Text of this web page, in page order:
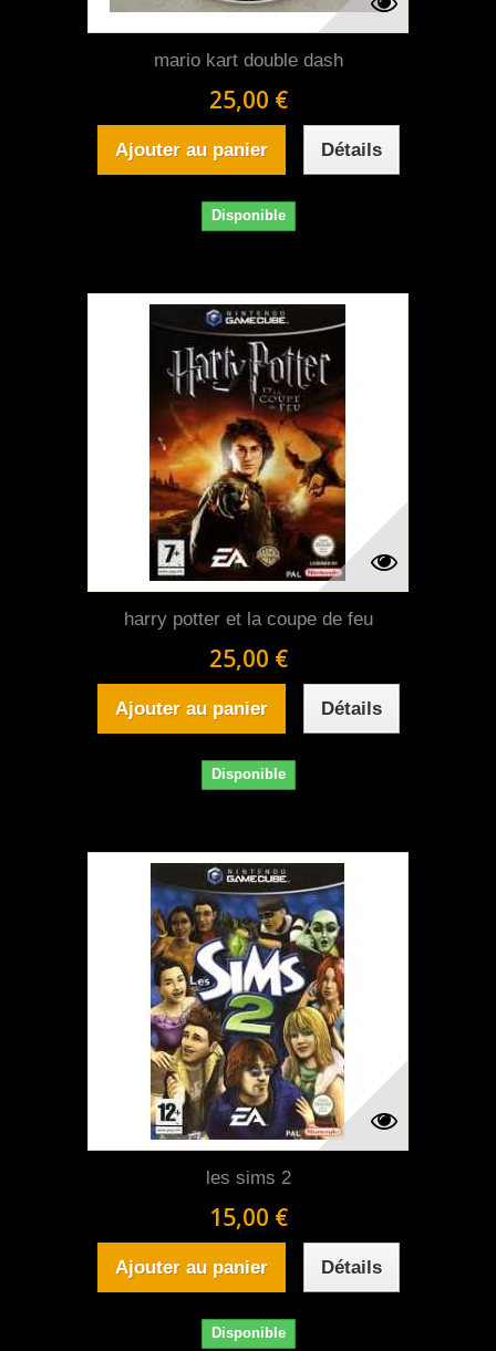
mario kart double dash
25,00 €
Ajouter au panier Détails
Disponible
harry potter et la coupe de feu
25,00 €
Ajouter au panier Détails
Disponible
les sims 2
15,00 €
Ajouter au panier Détails
Disponible